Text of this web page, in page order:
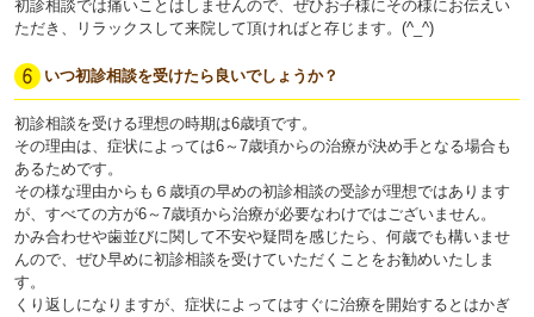
初診相談では痛いことはしませんので、ぜひお子様にその様にお伝えい
ただき、リラックスして来院して頂ければと存じます。(^_^)
いつ初診相談を受けたら良いでしょうか？
初診相談を受ける理想の時期は6歳頃です。
その理由は、症状によっては6～7歳頃からの治療が決め手となる場合も
あるためです。
その様な理由からも６歳頃の早めの初診相談の受診が理想ではあります
が、すべての方が6～7歳頃から治療が必要なわけではございません。
かみ合わせや歯並びに関して不安や疑問を感じたら、何歳でも構いませ
んので、ぜひ早めに初診相談を受けていただくことをお勧めいたしま
す。
くり返しになりますが、症状によってはすぐに治療を開始するとはかぎ